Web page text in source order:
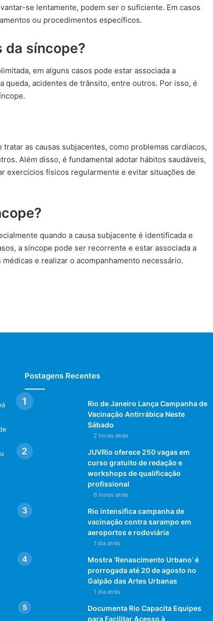
se lentamente, podem ser o suficiente. Em casos
ou procedimentos específicos.
da síncope?
em alguns casos pode estar associada a
queda, acidentes de trânsito, entre outros. Por isso, é
as causas subjacentes, como problemas cardíacos,
Além disso, é fundamental adotar hábitos saudáveis,
exercícios físicos regularmente e evitar situações de
quando a causa subjacente é identificada e
a síncope pode ser recorrente e estar associada a
e realizar o acompanhamento necessário.
Postagens Recentes
Rio de Janeiro Lança Campanha de
Vacinação Antirrábica Neste
Sábado
2 horas atrás
JUVRio oferece 250 vagas em
curso gratuito de redação e
workshops de qualificação
profissional
6 horas atrás
Rio intensifica campanha de
vacinação contra sarampo em
aeroportos e rodoviária
1 dia atrás
Mostra ‘Renascimento Urbano’ é
prorrogada até 20 de agosto no
Galpão das Artes Urbanas
1 dia atrás
Documenta Rio Capacita Equipes
para Facilitar Acesso à